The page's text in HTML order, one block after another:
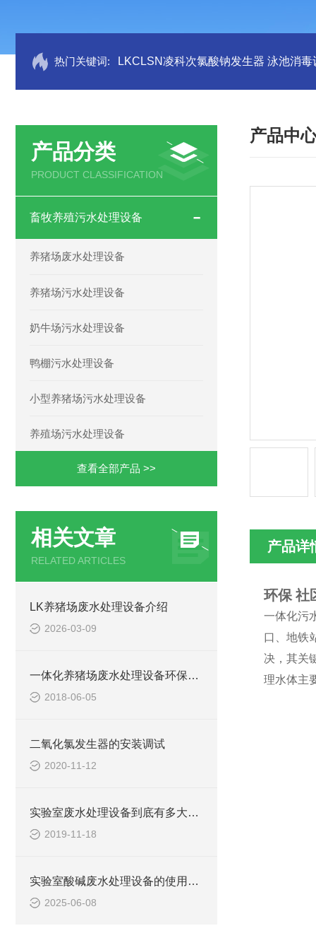
热门关键词: LKCLSN凌科次氯酸钠发生器 泳池消
产品分类
PRODUCT CLASSIFICATION
畜牧养殖污水处理设备
养猪场废水处理设备
养猪场污水处理设备
奶牛场污水处理设备
鸭棚污水处理设备
小型养猪场污水处理设备
养殖场污水处理设备
查看全部产品 >>
相关文章
RELATED ARTICLES
LK养猪场废水处理设备介绍
2026-03-09
一体化养猪场废水处理设备环保局新要求
2018-06-05
二氧化氯发生器的安装调试
2020-11-12
实验室废水处理设备到底有多大的本事？
2019-11-18
实验室酸碱废水处理设备的使用可提高生态环保
2025-06-08
产品中
产品详
环保 社
一体化污
口、地铁
决，其关
理水体主